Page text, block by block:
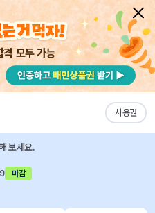
격 모두 가능
사용권
성목록
발, 드라이몰탈 품질관리)
보세요.
마감